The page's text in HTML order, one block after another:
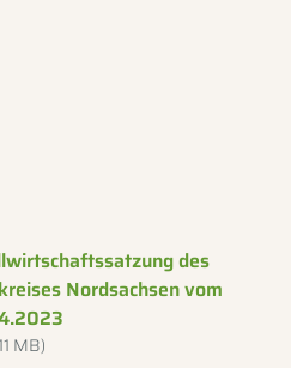
des
Nordsachsen vom
PDF, Dateigröße: 11 MB
MB)